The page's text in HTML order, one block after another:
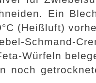
Ein
(Heißluft)
Schmand-
Würfeln
noch